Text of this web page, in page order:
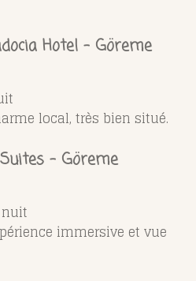
Hotel – Göreme
local, très bien situé.
– Göreme
nuit
immersive et vue